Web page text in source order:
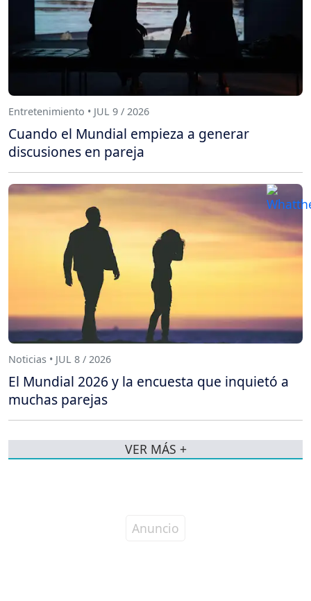
Entretenimiento • JUL 9 / 2026
Cuando el Mundial empieza a generar
discusiones en pareja
Noticias • JUL 8 / 2026
El Mundial 2026 y la encuesta que inquietó a
muchas parejas
VER MÁS +